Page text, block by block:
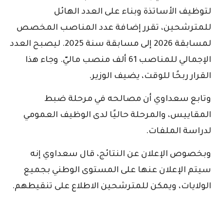
لتوظيف الأساتذة وبناء على العدد الهائل
للمترشحين، تقرر إضافة عدد المناصب المخصص
لمسابقة 2026 إلى مسابقة سنة 2025. ليصبح العدد
الإجمالي للمناصب 61 ألف منصب ماليّ. وجاء هذا
القرار ربحًا للوقت، يضيف الوزير.
وتابع سعداوي أن مصالحه في مرحلة ضبط
المقاييس، والمرحلة حاليًا لدى الوظيف العمومي
لدراسة الملفات.
وبخصوص الإعلان عن النتائج، قال سعداوي إنه
سيتم الإعلان عنها على المستوى الوطني بجميع
الولايات، ويمكن للمترشحين الاطلاع على تنقيطهم.